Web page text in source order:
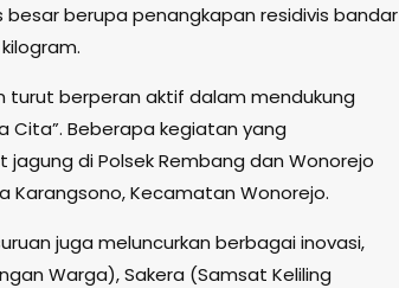
berupa penangkapan residivis bandar
turut berperan aktif dalam mendukung
Cita”. Beberapa kegiatan yang
di Polsek Rembang dan Wonorejo
Karangsono, Kecamatan Wonorejo.
juga meluncurkan berbagai inovasi,
Warga), Sakera (Samsat Keliling